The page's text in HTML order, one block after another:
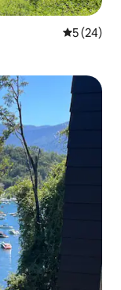
5 (24)